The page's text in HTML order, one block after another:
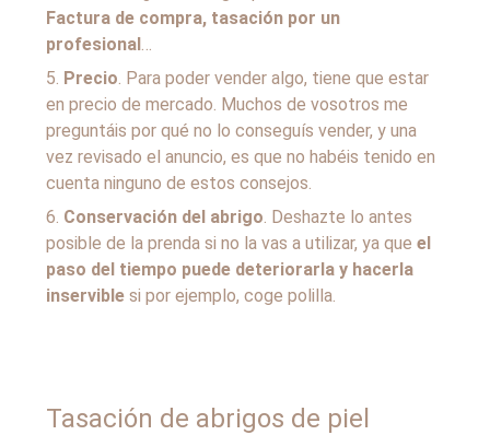
Factura de compra, tasación por un
profesional
Precio . Para poder vender algo, tiene que estar
en precio de mercado. Muchos de vosotros me
preguntáis por qué no lo conseguís vender, y una
vez revisado el anuncio, es que no habéis tenido en
cuenta ninguno de estos consejos.
Conservación del abrigo . Deshazte lo antes
posible de la prenda si no la vas a utilizar, ya que el
paso del tiempo puede deteriorarla y hacerla
inservible si por ejemplo, coge polilla.
Tasación de abrigos de piel